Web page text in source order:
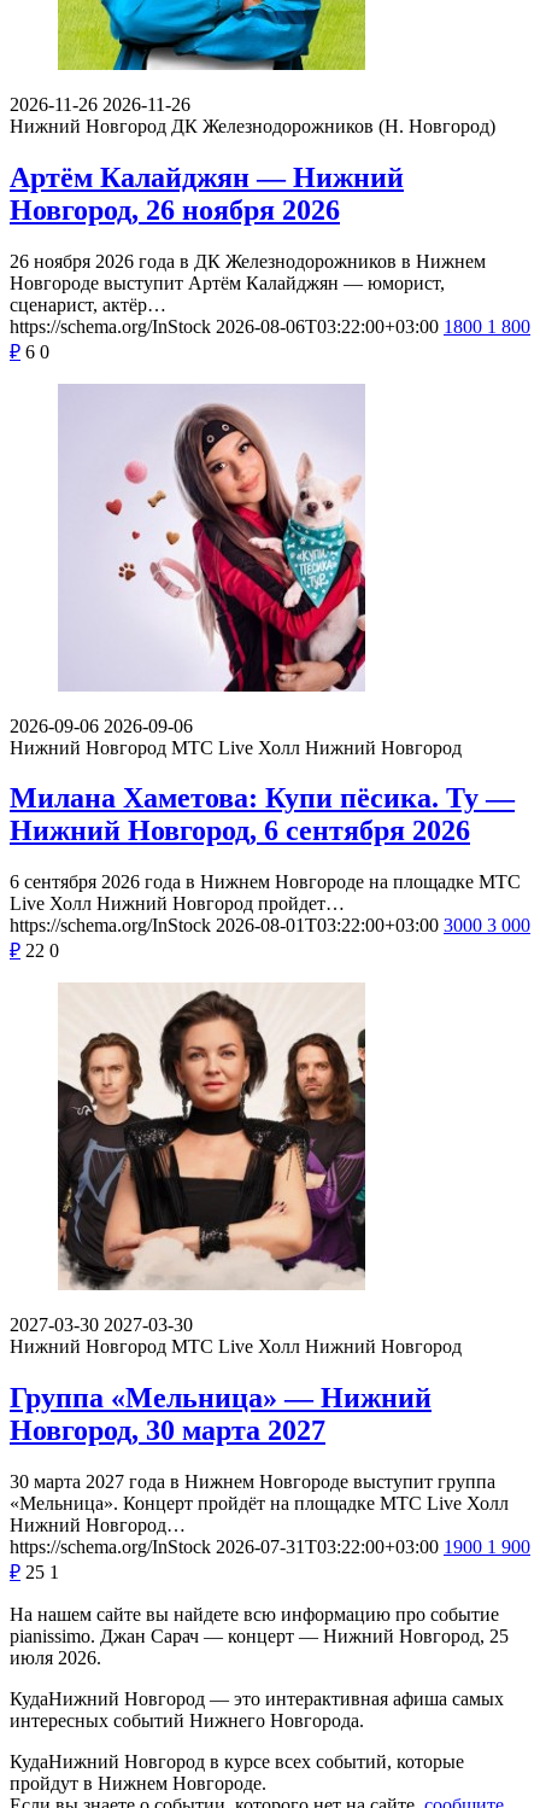
2026-11-26 2026-11-26
Нижний Новгород ДК Железнодорожников (Н. Новгород)
Артём Калайджян — Нижний
Новгород, 26 ноября 2026
26 ноября 2026 года в ДК Железнодорожников в Нижнем
Новгороде выступит Артём Калайджян — юморист,
сценарист, актёр…
https://schema.org/InStock 2026-08-06T03:22:00+03:00 1800 1 800
₽ 6 0
2026-09-06 2026-09-06
Нижний Новгород МТС Live Холл Нижний Новгород
Милана Хаметова: Купи пёсика. Ту —
Нижний Новгород, 6 сентября 2026
6 сентября 2026 года в Нижнем Новгороде на площадке МТС
Live Холл Нижний Новгород пройдет…
https://schema.org/InStock 2026-08-01T03:22:00+03:00 3000 3 000
₽ 22 0
2027-03-30 2027-03-30
Нижний Новгород МТС Live Холл Нижний Новгород
Группа «Мельница» — Нижний
Новгород, 30 марта 2027
30 марта 2027 года в Нижнем Новгороде выступит группа
«Мельница». Концерт пройдёт на площадке МТС Live Холл
Нижний Новгород…
https://schema.org/InStock 2026-07-31T03:22:00+03:00 1900 1 900
₽ 25 1
На нашем сайте вы найдете всю информацию про событие
pianissimo. Джан Сарач — концерт — Нижний Новгород, 25
июля 2026.
КудаНижний Новгород — это интерактивная афиша самых
интересных событий Нижнего Новгорода.
КудаНижний Новгород в курсе всех событий, которые
пройдут в Нижнем Новгороде.